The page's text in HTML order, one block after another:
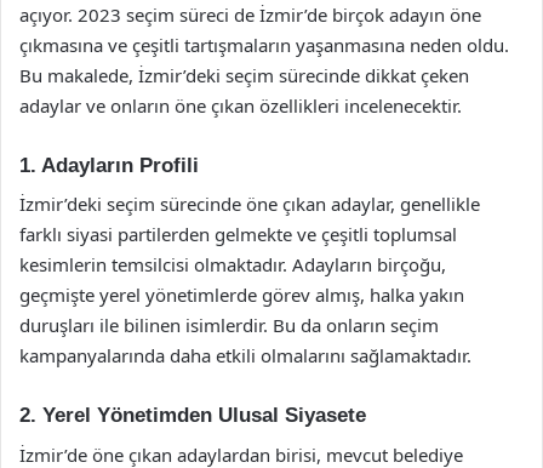
açıyor. 2023 seçim süreci de İzmir’de birçok adayın öne
çıkmasına ve çeşitli tartışmaların yaşanmasına neden oldu.
Bu makalede, İzmir’deki seçim sürecinde dikkat çeken
adaylar ve onların öne çıkan özellikleri incelenecektir.
1. Adayların Profili
İzmir’deki seçim sürecinde öne çıkan adaylar, genellikle
farklı siyasi partilerden gelmekte ve çeşitli toplumsal
kesimlerin temsilcisi olmaktadır. Adayların birçoğu,
geçmişte yerel yönetimlerde görev almış, halka yakın
duruşları ile bilinen isimlerdir. Bu da onların seçim
kampanyalarında daha etkili olmalarını sağlamaktadır.
2. Yerel Yönetimden Ulusal Siyasete
İzmir’de öne çıkan adaylardan birisi, mevcut belediye